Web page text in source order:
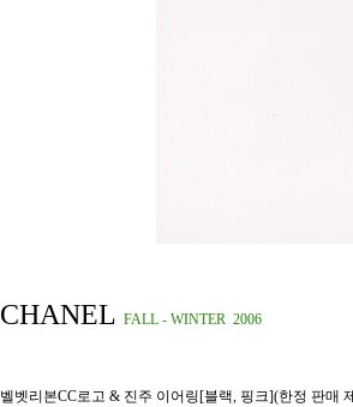
CHANEL FALL - WINTER 2006
벨벳리본CC로고 & 진주 이어링[블랙, 핑크](한정 판매